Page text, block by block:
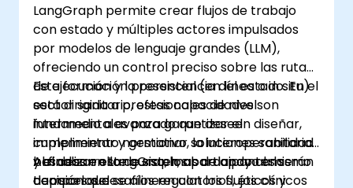
LangGraph permite crear flujos de trabajo
con estado y múltiples actores impulsados
por modelos de lenguaje grandes (LLM),
ofreciendo un control preciso sobre las rutas
de ejecución y la persistencia del estado. En el
sector sanitario, estas capacidades son
fundamentales para garantizar el
cumplimiento normativo, la interoperabilidad
y el desarrollo de sistemas de apoyo a la
decisión que se alineen con los flujos clínicos
Esta formación presencial (en línea o in situ)
está dirigida a profesionales de nivel
intermedio a avanzado que deseen diseñar,
implementar y gestionar soluciones sanitarias
basadas en LangGraph, abordando al mismo
tiempo los desafíos regulatorios, éticos y
Al finalizar este curso, los participantes serán
capaces de: